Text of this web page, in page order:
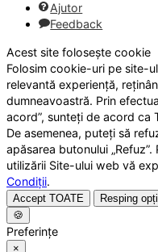
Ajutor
Feedback
Acest site folosește cookie
Folosim cookie-uri pe site-
relevantă experiență,
dumneavoastră. Prin
acord”, sunteți de acord ca
De asemenea, puteți să
apăsarea butonului
utilizării Site-ului web vă
Condiții.
Accept TOATE Resping
🍪
Preferințe
×